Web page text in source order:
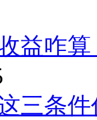
益咋
三条